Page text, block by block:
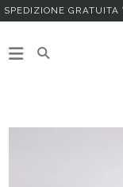
SPEDIZIONE